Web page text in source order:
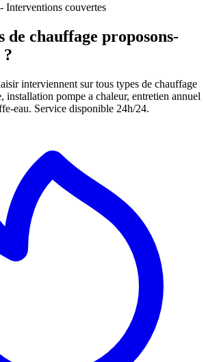
Interventions couvertes
de chauffage proposons-
interviennent sur tous types de chauffage
installation pompe a chaleur, entretien annuel
eau. Service disponible 24h/24.